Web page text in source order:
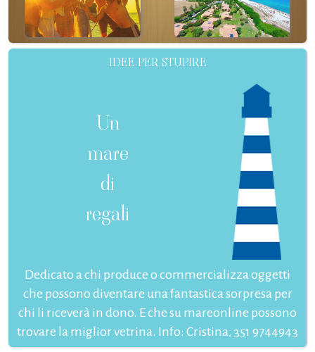
IDEE PER STUPIRE
Un
mare
di
regali
Dedicato a chi produce o commercializza oggetti
che possono diventare una fantastica sorpresa per
chi li riceverà in dono. E che su mareonline possono
trovare la miglior vetrina. Info: Cristina, 351 9744943